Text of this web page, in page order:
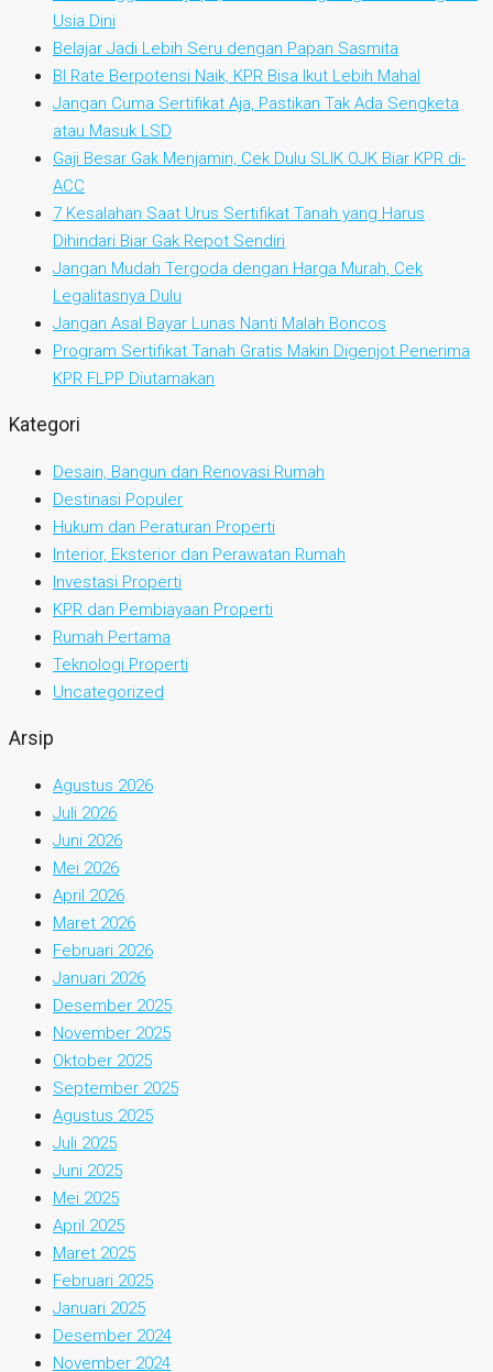
Usia Dini
Belajar Jadi Lebih Seru dengan Papan Sasmita
BI Rate Berpotensi Naik, KPR Bisa Ikut Lebih Mahal
Jangan Cuma Sertifikat Aja, Pastikan Tak Ada Sengketa
atau Masuk LSD
Gaji Besar Gak Menjamin, Cek Dulu SLIK OJK Biar KPR di-
ACC
7 Kesalahan Saat Urus Sertifikat Tanah yang Harus
Dihindari Biar Gak Repot Sendiri
Jangan Mudah Tergoda dengan Harga Murah, Cek
Legalitasnya Dulu
Jangan Asal Bayar Lunas Nanti Malah Boncos
Program Sertifikat Tanah Gratis Makin Digenjot Penerima
KPR FLPP Diutamakan
Kategori
Desain, Bangun dan Renovasi Rumah
Destinasi Populer
Hukum dan Peraturan Properti
Interior, Eksterior dan Perawatan Rumah
Investasi Properti
KPR dan Pembiayaan Properti
Rumah Pertama
Teknologi Properti
Uncategorized
Arsip
Agustus 2026
Juli 2026
Juni 2026
Mei 2026
April 2026
Maret 2026
Februari 2026
Januari 2026
Desember 2025
November 2025
Oktober 2025
September 2025
Agustus 2025
Juli 2025
Juni 2025
Mei 2025
April 2025
Maret 2025
Februari 2025
Januari 2025
Desember 2024
November 2024